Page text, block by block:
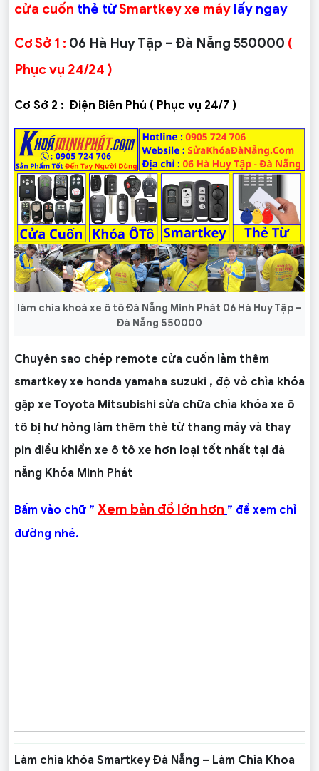
cửa cuốn thẻ từSmartkey xe máy lấy ngay
Cơ Sở 1 : 06 Hà Huy Tập – Đà Nẵng 550000 (
Phục vụ 24/24 )
Cơ Sở 2 : Điện Biên Phủ ( Phục vụ 24/7 )
làm chìa khoá xe ô tô Đà Nẵng Minh Phát 06 Hà Huy Tập –
Đà Nẵng 550000
Chuyên sao chép remote cửa cuốn làm thêm
smartkey xe honda yamaha suzuki , độ vỏ chìa khóa
gập xe Toyota Mitsubishi sửa chữa chìa khóa xe ô
tô bị hư hỏng làm thêm thẻ từ thang máy và thay
pin điều khiển xe ô tô xe hơn loại tốt nhất tại đà
nẵng Khóa Minh Phát
Bấm vào chữ ” Xem bản đồ lớn hơn ” để xem chỉ
đường nhé.
Làm chìa khóa Smartkey Đà Nẵng – Làm Chìa Khoa